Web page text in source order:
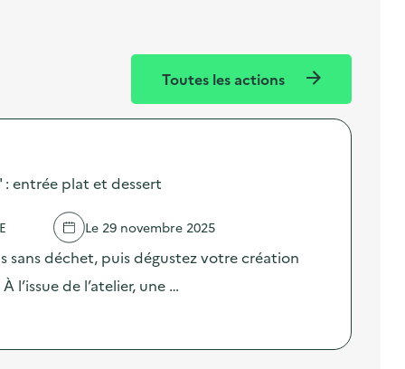
Toutes les actions
entrée plat et dessert
Le 29 novembre 2025
sans déchet, puis dégustez votre création
l’issue de l’atelier, une …